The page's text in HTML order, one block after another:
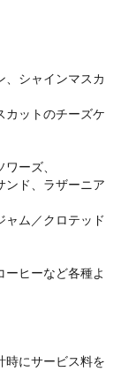
、シャインマスカ
カットのチーズケ
ーズ、
ンド、ラザーニア
ャム／クロテッド
ーヒーなど各種よ
時にサービス料を